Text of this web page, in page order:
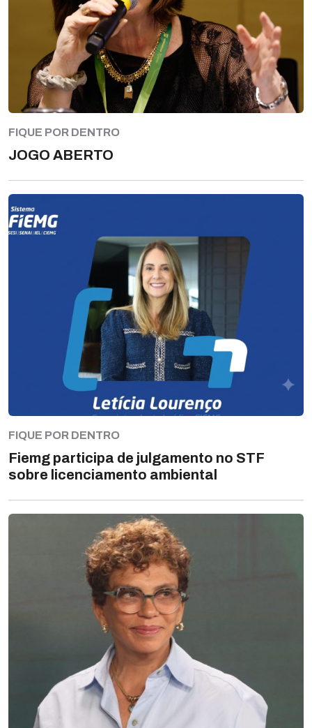
FIQUE POR DENTRO
JOGO ABERTO
FIQUE POR DENTRO
Fiemg participa de julgamento no STF
sobre licenciamento ambiental